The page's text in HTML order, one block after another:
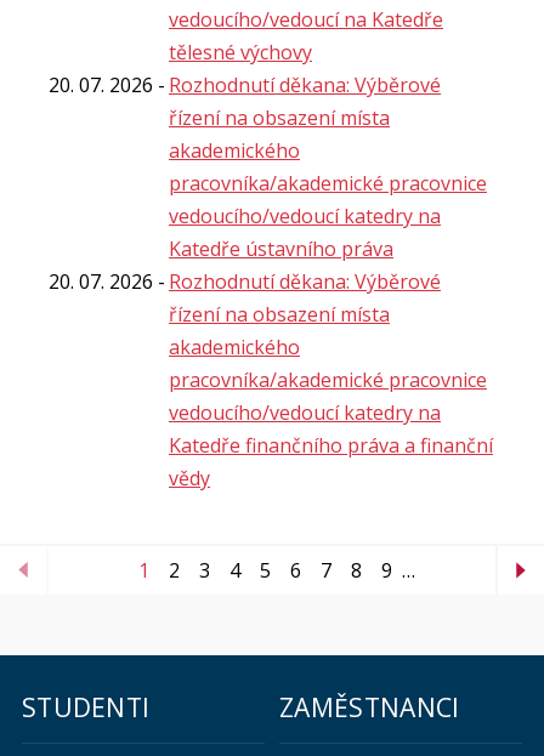
vedoucího/vedoucí na Katedře
tělesné výchovy
20. 07. 2026
Rozhodnutí děkana: Výběrové
řízení na obsazení místa
akademického
pracovníka/akademické pracovnice
vedoucího/vedoucí katedry na
Katedře ústavního práva
20. 07. 2026
Rozhodnutí děkana: Výběrové
řízení na obsazení místa
akademického
pracovníka/akademické pracovnice
vedoucího/vedoucí katedry na
Katedře finančního práva a finanční
vědy
1 2 3 4 5 6 7 8 9 …
STUDENTI ZAMĚSTNANCI